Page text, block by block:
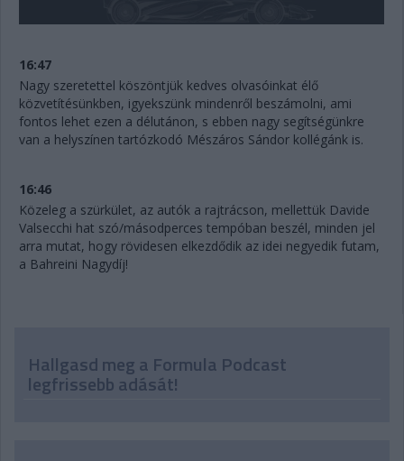
16:47
Nagy szeretettel köszöntjük kedves olvasóinkat élő
közvetítésünkben, igyekszünk mindenről beszámolni, ami
fontos lehet ezen a délutánon, s ebben nagy segítségünkre
van a helyszínen tartózkodó Mészáros Sándor kollégánk is.
16:46
Közeleg a szürkület, az autók a rajtrácson, mellettük Davide
Valsecchi hat szó/másodperces tempóban beszél, minden jel
arra mutat, hogy rövidesen elkezdődik az idei negyedik futam,
a Bahreini Nagydíj!
Hallgasd meg a Formula Podcast
legfrissebb adását!